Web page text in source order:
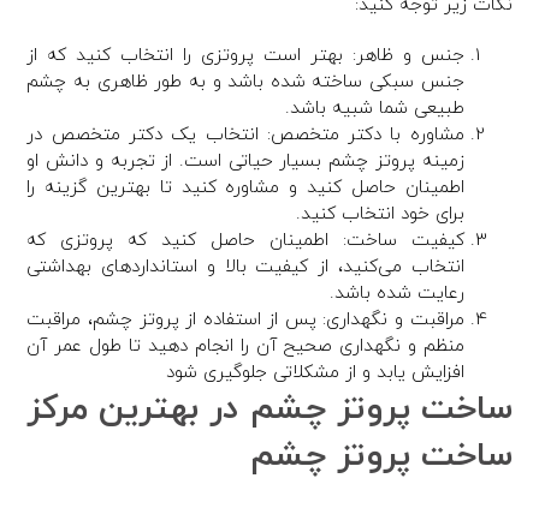
نکات زیر توجه کنید:
جنس و ظاهر: بهتر است پروتزی را انتخاب کنید که از
جنس سبکی ساخته شده باشد و به طور ظاهری به چشم
طبیعی شما شبیه باشد.
مشاوره با دکتر متخصص: انتخاب یک دکتر متخصص در
زمینه پروتز چشم بسیار حیاتی است. از تجربه و دانش او
اطمینان حاصل کنید و مشاوره کنید تا بهترین گزینه را
برای خود انتخاب کنید.
کیفیت ساخت: اطمینان حاصل کنید که پروتزی که
انتخاب می‌کنید، از کیفیت بالا و استانداردهای بهداشتی
رعایت شده باشد.
مراقبت و نگهداری: پس از استفاده از پروتز چشم، مراقبت
منظم و نگهداری صحیح آن را انجام دهید تا طول عمر آن
افزایش یابد و از مشکلاتی جلوگیری شود
ساخت پروتز چشم در بهترین مرکز
ساخت پروتز چشم